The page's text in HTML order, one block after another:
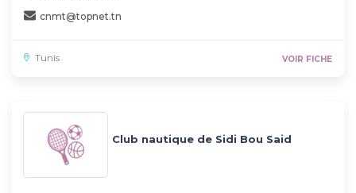
cnmt@topnet.tn
Tunis VOIR FICHE
Club nautique de Sidi Bou Said